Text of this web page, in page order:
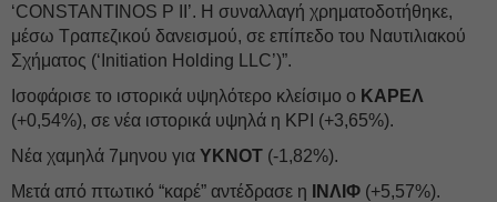
‘CONSTANTINOS P II’. Η συναλλαγή χρηματοδοτήθηκε,
μέσω Τραπεζικού δανεισμού, σε επίπεδο του Ναυτιλιακού
Σχήματος (‘Initiation Holding LLC’)”.
Ισοφάρισε το ιστορικά υψηλότερο κλείσιμο ο ΚΑΡΕΛ
(+0,54%), σε νέα ιστορικά υψηλά η ΚΡΙ (+3,65%).
Νέα χαμηλά 7μηνου για YKNOT (-1,82%).
Μετά από πτωτικό “καρέ” αντέδρασε η
ΙΝΛΙΦ (+5,57%).